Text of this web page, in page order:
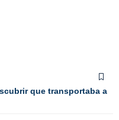
que transportaba a